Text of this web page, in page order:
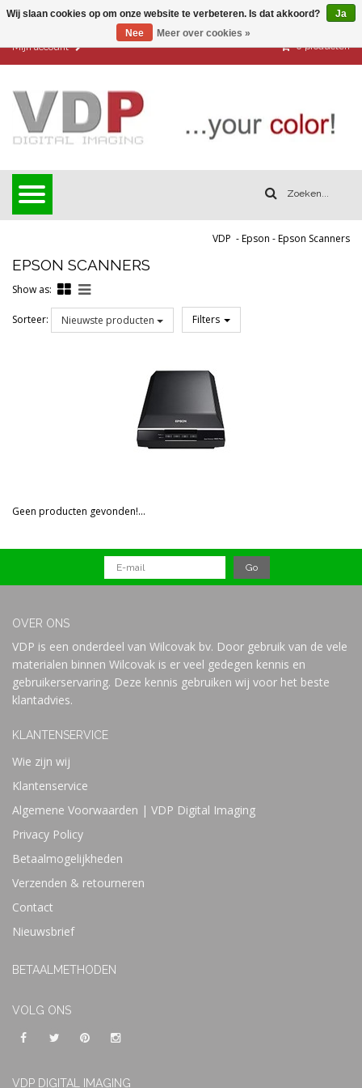
Mijn account 0 producten
VDP -Epson -Epson Scanners
EPSON SCANNERS
Show as:
Sorteer: Nieuwste producten Filters
Geen producten gevonden!...
OVER ONS
VDP is een onderdeel van Wilcovak bv. Door gebruik van de vele
materialen binnen Wilcovak is er veel gedegen kennis en
gebruikerservaring. Deze kennis gebruiken wij voor het beste
klantadvies.
KLANTENSERVICE
Wie zijn wij
Klantenservice
Algemene Voorwaarden | VDP Digital Imaging
Privacy Policy
Betaalmogelijkheden
Verzenden & retourneren
Contact
Nieuwsbrief
BETAALMETHODEN
VOLG ONS
VDP DIGITAL IMAGING
Wij slaan cookies op om onze website te verbeteren. Is dat akkoord?
Ja
Nee
Meer over cookies »